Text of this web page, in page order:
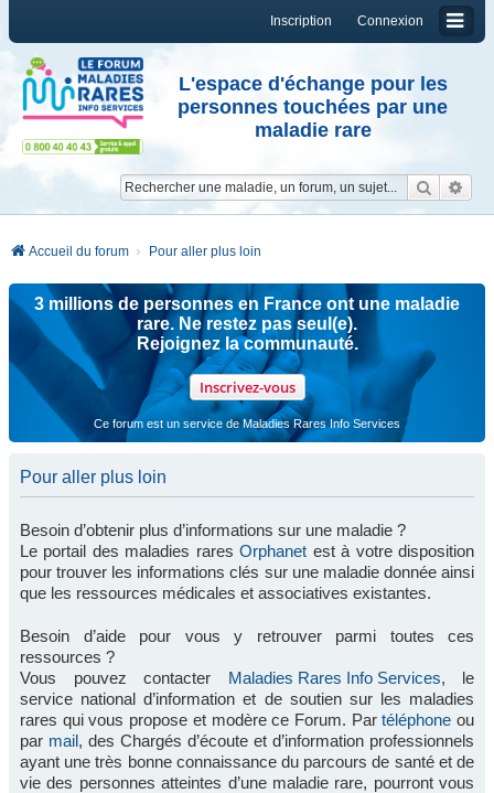
Connexion
Inscription
L'espace d'échange pour les
personnes touchées par une
maladie rare
Accueil du forum Pour aller plus loin
3 millions de personnes en France ont une maladie
rare. Ne restez pas seul(e).
Rejoignez la communauté.
Inscrivez-vous
Ce forum est un service de Maladies Rares Info Services
Pour aller plus loin
Besoin d’obtenir plus d’informations sur une maladie ?
Le portail des maladies raresOrphanet est à votre disposition
pour trouver les informations clés sur une maladie donnée ainsi
que les ressources médicales et associatives existantes.
Besoin d’aide pour vous y retrouver parmi toutes ces
ressources ?
Vous pouvez contacter Maladies Rares Info Services, le
service national d’information et de soutien sur les maladies
rares qui vous propose et modère ce Forum. Partéléphone ou
par mail, des Chargés d’écoute et d’information professionnels
ayant une très bonne connaissance du parcours de santé et de
vie des personnes atteintes d’une maladie rare, pourront vous